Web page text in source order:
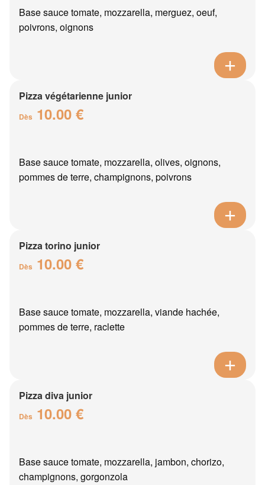
Base sauce tomate, mozzarella, merguez, oeuf,
poivrons, oignons
Pizza végétarienne junior
Dès 10.00 €
Base sauce tomate, mozzarella, olives, oignons,
pommes de terre, champignons, poivrons
Pizza torino junior
Dès 10.00 €
Base sauce tomate, mozzarella, viande hachée,
pommes de terre, raclette
Pizza diva junior
Dès 10.00 €
Base sauce tomate, mozzarella, jambon, chorizo,
champignons, gorgonzola